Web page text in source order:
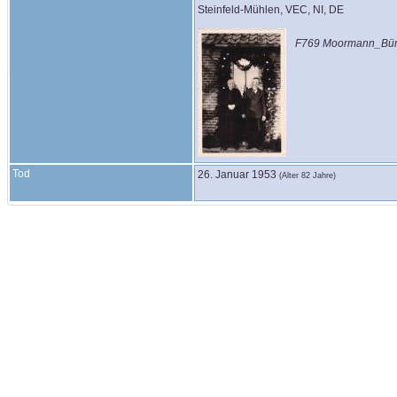
Steinfeld-Mühlen, VEC, NI, DE
F769
Tod 26. Januar 1953 (Alter 82 Jahre)